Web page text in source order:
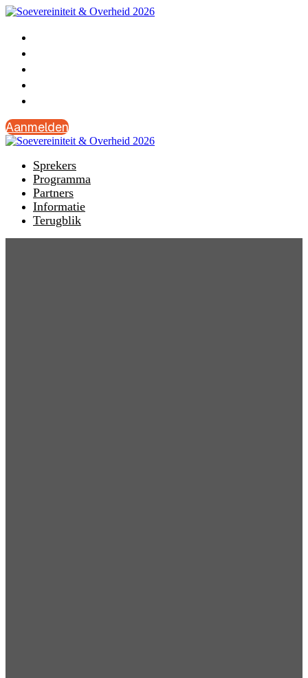
Aanmelden
Sprekers
Programma
Partners
Informatie
Terugblik